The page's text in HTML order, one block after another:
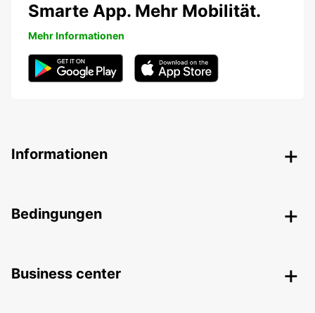
Smarte App. Mehr Mobilität.
Mehr Informationen
Informationen
Bedingungen
Business center